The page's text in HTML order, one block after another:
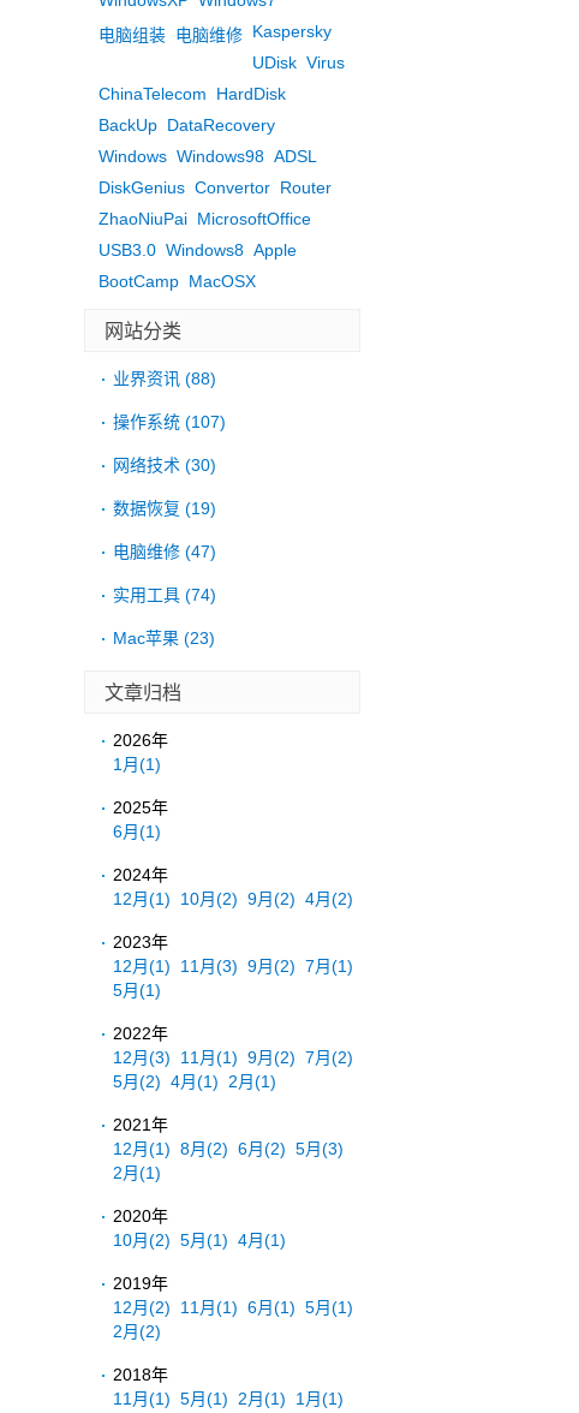
电脑组装 电脑维修 Kaspersky
UDisk Virus
ChinaTelecom
HardDisk
BackUp DataRecovery
Windows Windows98 ADSL
DiskGenius Convertor Router
ZhaoNiuPai MicrosoftOffice
USB3.0 Windows8 Apple
BootCamp MacOSX
网站分类
业界资讯 (88)
操作系统 (107)
网络技术 (30)
数据恢复 (19)
电脑维修 (47)
实用工具 (74)
Mac苹果 (23)
文章归档
2026年
1月(1)
2025年
6月(1)
2024年
12月(1) 10月(2) 9月(2) 4月(2)
2023年
12月(1) 11月(3) 9月(2) 7月(1)
5月(1)
2022年
12月(3) 11月(1) 9月(2) 7月(2)
5月(2) 4月(1) 2月(1)
2021年
12月(1) 8月(2) 6月(2) 5月(3)
2月(1)
2020年
10月(2) 5月(1) 4月(1)
2019年
12月(2) 11月(1) 6月(1) 5月(1)
2月(2)
2018年
11月(1) 5月(1) 2月(1) 1月(1)